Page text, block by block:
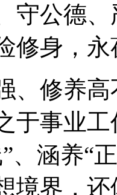
守公德
修身，
修养高
于事业
、涵养“
境界，